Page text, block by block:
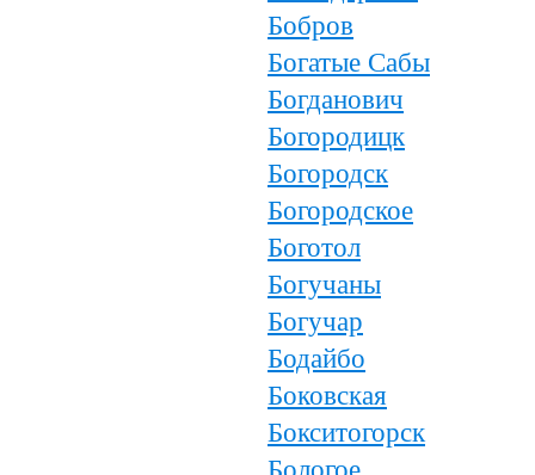
Бобров
Богатые Сабы
Богданович
Богородицк
Богородск
Богородское
Боготол
Богучаны
Богучар
Бодайбо
Боковская
Бокситогорск